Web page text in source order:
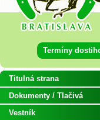
Termíny
Titulná strana
Dokumenty / Tlačivá
Vestník